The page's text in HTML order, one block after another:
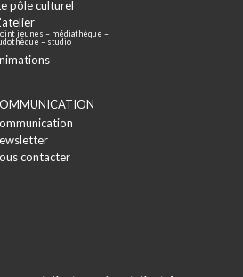
pôle culturel
jeunes – médiathèque –
– studio
contacter